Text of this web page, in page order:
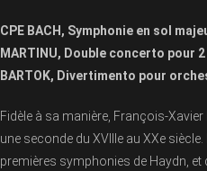
CPE BACH, Symphonie en sol
MARTINU, Double concerto pour
BARTOK, Divertimento pour
Fidèle à sa manière, François-
une seconde du XVIIIe au XXe
premières symphonies de Haydn, et